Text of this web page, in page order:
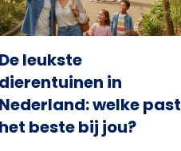
De leukste
dierentuinen in
Nederland: welke past
het beste bij jou?